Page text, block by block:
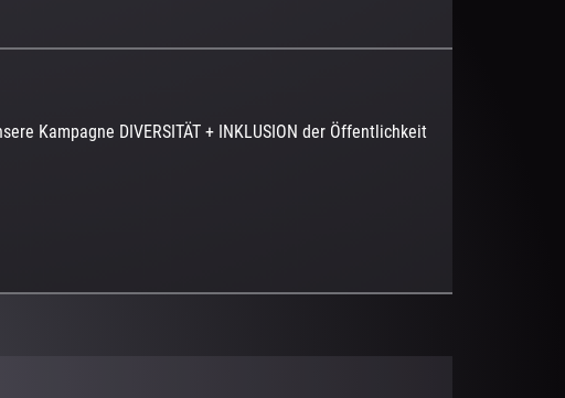
Kampagne DIVERSITÄT + INKLUSION der Öffentlichkeit